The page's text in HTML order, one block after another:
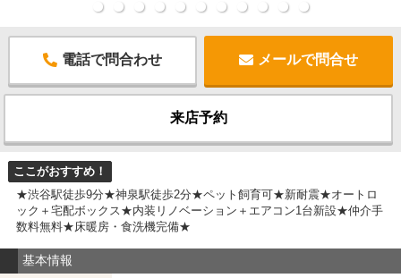
電話で問合わせ メールで問合せ
来店予約
ここがおすすめ！
★渋谷駅徒歩9分★神泉駅徒歩2分★ペット飼育可★新耐震★オートロ
ック＋宅配ボックス★内装リノベーション＋エアコン1台新設★仲介手
数料無料★床暖房・食洗機完備★
基本情報